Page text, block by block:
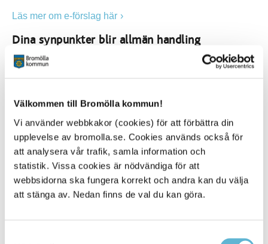
Välkommen till Bromölla kommun!
Vi använder webbkakor (cookies) för att förbättra din
upplevelse av bromolla.se. Cookies används också för
att analysera vår trafik, samla information och
statistik. Vissa cookies är nödvändiga för att
webbsidorna ska fungera korrekt och andra kan du välja
att stänga av. Nedan finns de val du kan göra.
Läs mer om e-förslag här
Dina synpunkter blir allmän handling
Synpunkter som kommer in till Bromölla kommun via det
här formuläret registreras som en allmän handling. Det
skäl för sekretess enligt
Offentlighets- och sekretesslagen (2009:400) .
Personuppgifter - information och samtycke
Jag godkänner att Bromölla kommun behandlar mina
personuppgifter enligt dataskyddsförordningen (GDPR).
Personuppgifterna behandlas i syfte att kunna utföra den
här tjänsten.